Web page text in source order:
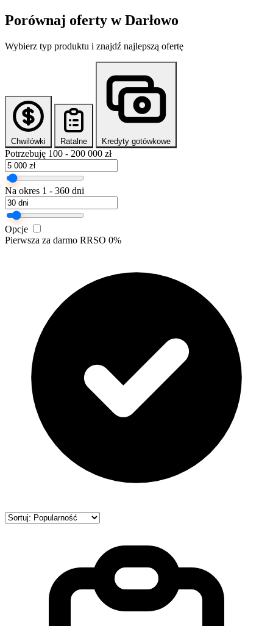
Porównaj oferty wDarłowo
Wybierz typ produktu i znajdź najlepszą ofertę
Chwilówki Ratalne Kredyty gotówkowe
Potrzebuję 100 - 200 000 zł
Na okres 1 - 360 dni
Opcje
Pierwsza za darmo RRSO 0%